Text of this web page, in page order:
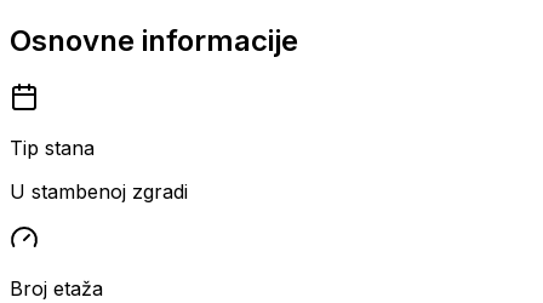
Osnovne informacije
Tip stana
U stambenoj zgradi
Broj etaža